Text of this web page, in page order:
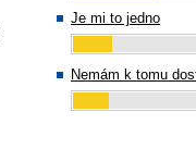
Je mi to jedno
Nemám k tomu